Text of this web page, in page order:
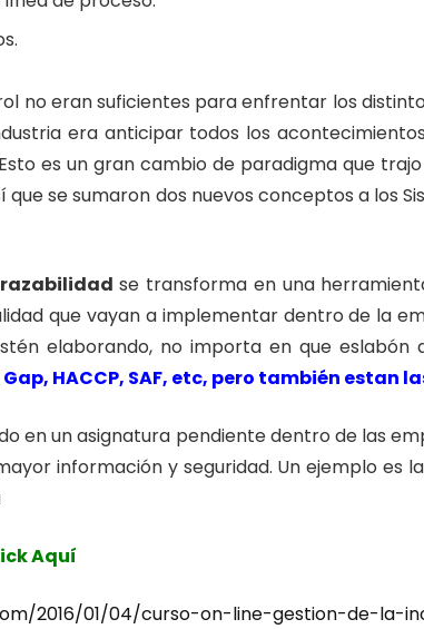
no eran suficientes para enfrentar los
era anticipar todos los
es un gran cambio de paradigma que
se sumaron dos nuevos conceptos a los
se transforma en una
que vayan a implementar dentro de la
elaborando, no importa en que eslabón
HACCP, SAF, etc, pero también
en un asignatura pendiente dentro de las
información y seguridad. Un ejemplo es
Aquí
01/04/curso-on-line-gestion-de-la-